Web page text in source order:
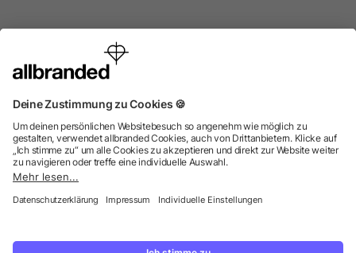
International
Wir verkaufen Werbeartikel, Werbemittel und
Vereine. Alle Preise zzgl. MwSt.